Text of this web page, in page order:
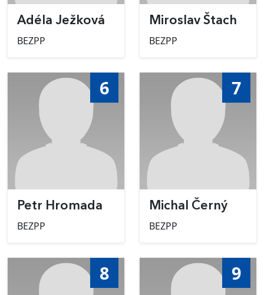
Adéla Ježková
BEZPP
Miroslav Štach
BEZPP
6
Petr Hromada
BEZPP
7
Michal Černý
BEZPP
8 9